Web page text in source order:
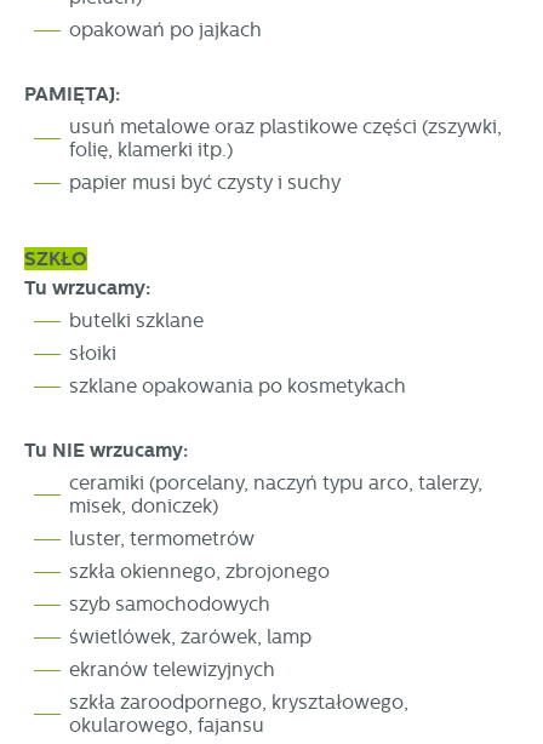
opakowań po jajkach
PAMIĘTAJ:
usuń metalowe oraz plastikowe części (zszywki,
folię, klamerki itp.)
papier musi być czysty i suchy
SZKŁO
Tu wrzucamy:
butelki szklane
słoiki
szklane opakowania po kosmetykach
Tu NIE wrzucamy:
ceramiki (porcelany, naczyń typu arco, talerzy,
misek, doniczek)
luster, termometrów
szkła okiennego, zbrojonego
szyb samochodowych
świetlówek, żarówek, lamp
ekranów telewizyjnych
szkła żaroodpornego, kryształowego,
okularowego, fajansu